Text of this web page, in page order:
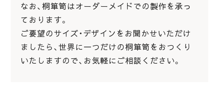
なお、桐箪笥はオーダーメイドでの製作を承っ
ております。
ご要望のサイズ・デザインをお聞かせいただけ
ましたら、世界に一つだけの桐箪笥をおつくり
いたしますので、お気軽にご相談ください。